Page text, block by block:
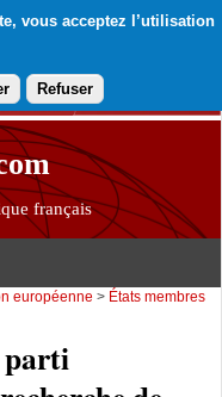
vous acceptez l’utilisation
Refuser
français
européenne > États membres
parti